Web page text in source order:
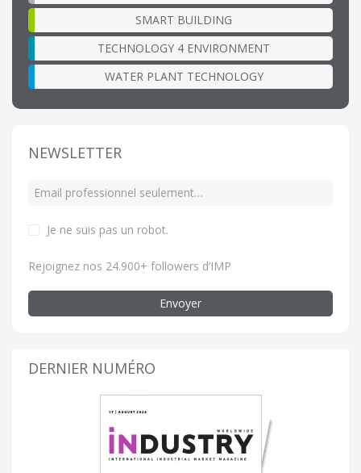
SMART BUILDING
TECHNOLOGY 4 ENVIRONMENT
WATER PLANT TECHNOLOGY
NEWSLETTER
Je ne suis pas un robot.
Rejoignez nos 24.900+ followers d’IMP
Envoyer
DERNIER NUMÉRO